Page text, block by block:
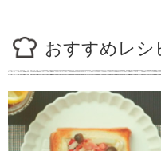
おすすめレシ